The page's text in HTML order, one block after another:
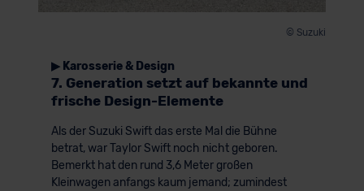
© Suzuki
▶ Karosserie & Design
7. Generation setzt auf bekannte und
frische Design-Elemente
Als der Suzuki Swift das erste Mal die Bühne
betrat, war Taylor Swift noch nicht geboren.
Bemerkt hat den rund 3,6 Meter großen
Kleinwagen anfangs kaum jemand; zumindest